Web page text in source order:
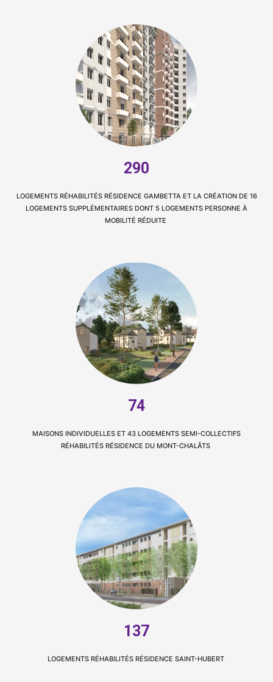
290
LOGEMENTS RÉHABILITÉS RÉSIDENCE GAMBETTA ET LA CRÉATION DE 16
LOGEMENTS SUPPLÉMENTAIRES DONT 5 LOGEMENTS PERSONNE À
MOBILITÉ RÉDUITE
74
MAISONS INDIVIDUELLES ET 43 LOGEMENTS SEMI-COLLECTIFS
RÉHABILITÉS RÉSIDENCE DU MONT-CHALÂTS
137
LOGEMENTS RÉHABILITÉS RÉSIDENCE SAINT-HUBERT